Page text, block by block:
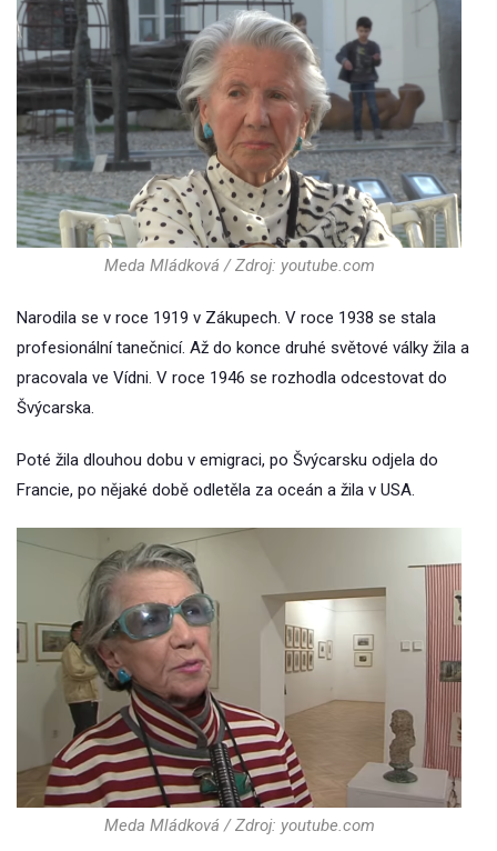
Meda Mládková / Zdroj: youtube.com
Narodila se v roce 1919 v Zákupech. V roce 1938 se stala
profesionální tanečnicí. Až do konce druhé světové války žila a
pracovala ve Vídni. V roce 1946 se rozhodla odcestovat do
Švýcarska.
Poté žila dlouhou dobu v emigraci, po Švýcarsku odjela do
Francie, po nějaké době odletěla za oceán a žila v USA.
Meda Mládková / Zdroj: youtube.com